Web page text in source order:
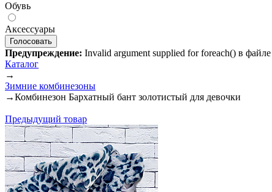
Обувь
Аксессуары
Предупреждение: Invalid argument supplied for foreach() в
Каталог
→
Зимние комбинезоны
→Комбинезон Бархатный бант золотистый для девочки
Предыдущий товар